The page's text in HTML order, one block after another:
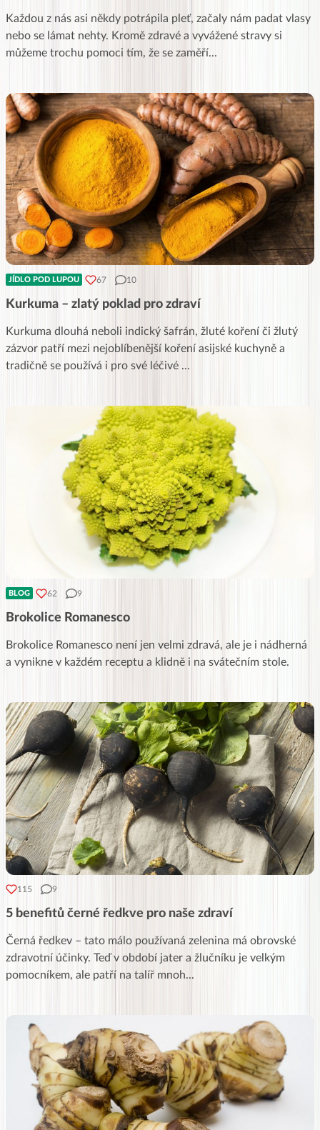
Každou z nás asi někdy potrápila pleť, začaly nám padat vlasy
nebo se lámat nehty. Kromě zdravé a vyvážené stravy si
můžeme trochu pomoci tím, že se zaměří...
JÍDLO POD LUPOU 67 10
Kurkuma – zlatý poklad pro zdraví
Kurkuma dlouhá neboli indický šafrán, žluté koření či žlutý
zázvor patří mezi nejoblíbenější koření asijské kuchyně a
tradičně se používá i pro své léčivé ...
BLOG 62 9
Brokolice Romanesco
Brokolice Romanesco není jen velmi zdravá, ale je i nádherná
a vynikne v každém receptu a klidně i na svátečním stole.
115 9
5 benefitů černé ředkve pro naše zdraví
Černá ředkev – tato málo používaná zelenina má obrovské
zdravotní účinky. Teď v období jater a žlučníku je velkým
pomocníkem, ale patří na talíř mnoh...